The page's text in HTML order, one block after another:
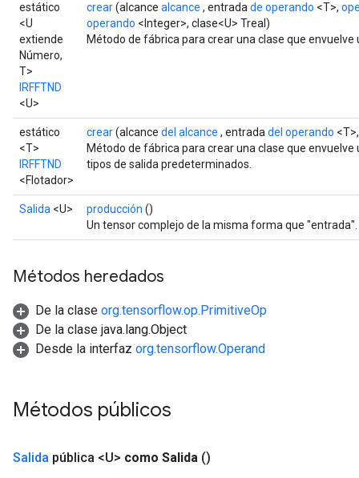
estático
<U
extiende
Número,
T>
IRFFTND
<U>
crear(alcance alcance , entrada de operando <T>,
operando <Integer>, clase<U> Treal)
Método de fábrica para crear una clase que envuelve
estático
<T>
IRFFTND
<Flotador>
crear(alcance del alcance , entrada del operando
Método de fábrica para crear una clase que envuelve
tipos de salida predeterminados.
Salida <U> producción ()
Un tensor complejo de la misma forma que "entrada".
Métodos heredados
De la clase org.tensorflow.op.PrimitiveOp
De la clase java.lang.Object
Desde la interfaz org.tensorflow.Operand
Métodos públicos
Salida pública <U> como Salida ()